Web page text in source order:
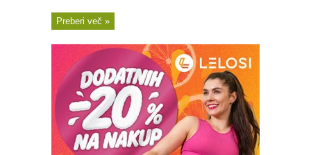
Preberi več »